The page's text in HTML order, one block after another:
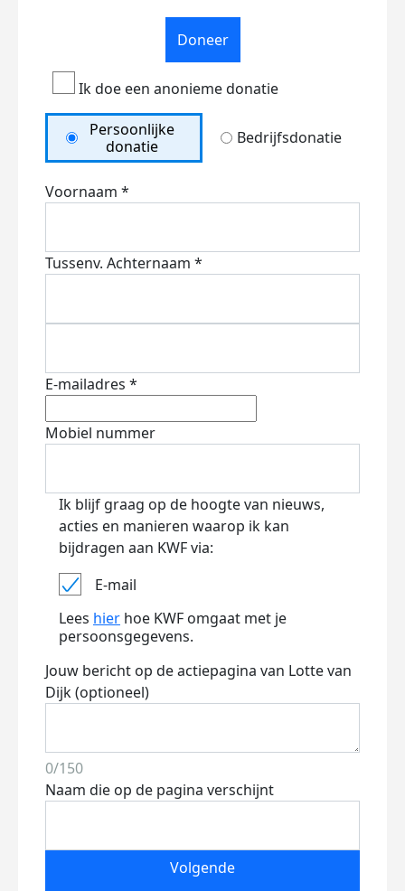
Doneer
Ik doe een anonieme donatie
Persoonlijke
donatie
Bedrijfsdonatie
Voornaam *
Tussenv. Achternaam *
E-mailadres *
Mobiel nummer
Ik blijf graag op de hoogte van nieuws,
acties en manieren waarop ik kan
bijdragen aan KWF via:
E-mail
Lees hier hoe KWF omgaat met je
persoonsgegevens.
Jouw bericht op de actiepagina van Lotte van
Dijk (optioneel)
0/150
Naam die op de pagina verschijnt
Volgende